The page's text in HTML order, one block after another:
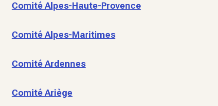
Comité Alpes-Haute-Provence
Comité Alpes-Maritimes
Comité Ardennes
Comité Ariège